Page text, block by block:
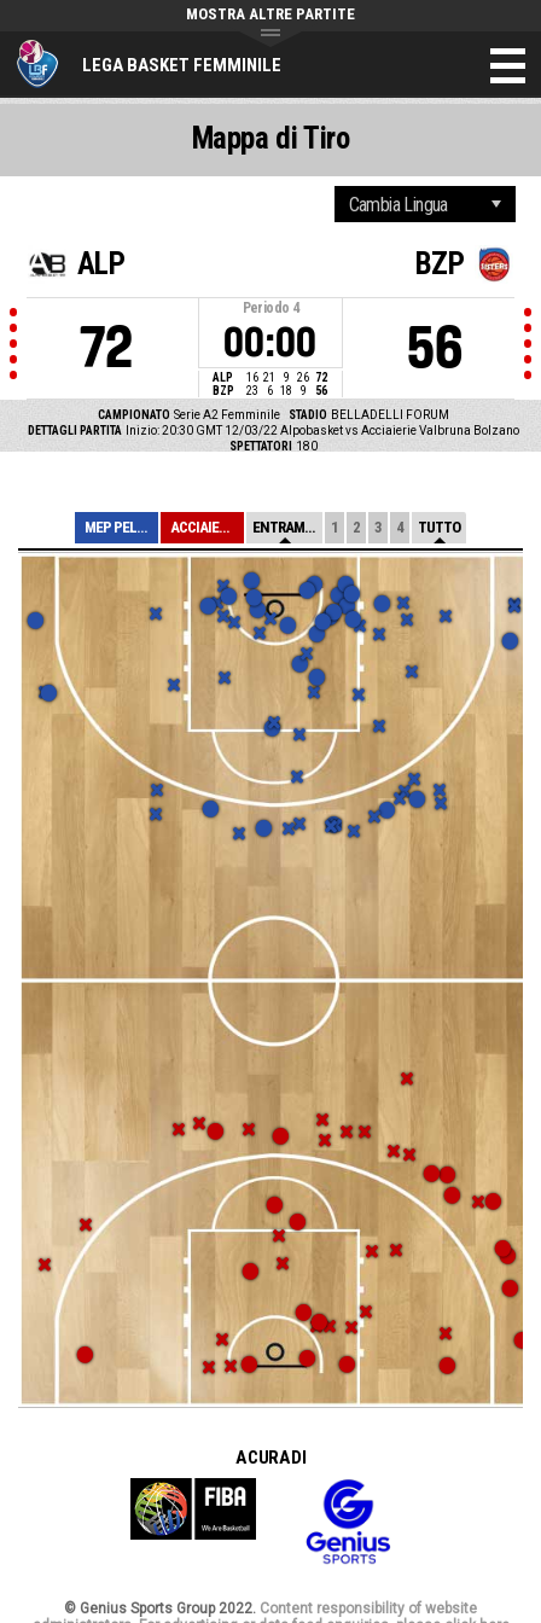
LEGA BASKET FEMMINILE
MOSTRA ALTRE PARTITE
ALP
72
Periodo 4
00:00
ALP 16 21 9 26 72
BZP
23 6 18 9 56
BZP
56
CAMPIONATO Serie A2 Femminile STADIO BELLADELLI FORUM
DETTAGLI PARTITA
Inizio: 20:30 GMT 12/03/22 Alpobasket vs Acciaierie Valbruna Bolzano
SPETTATORI
180
Mappa di Tiro
MEP PELLEGRINI ... ACCIAIERIE VALB... ENTRAMBE 1 2 3 4 TUTTO
A CURA DI
© Genius Sports Group 2022. Content responsibility of website